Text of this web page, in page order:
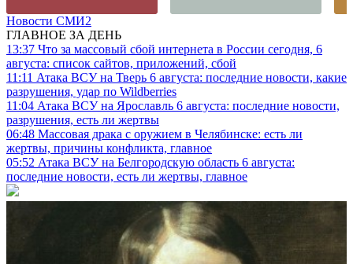
Новости СМИ2
ГЛАВНОЕ ЗА ДЕНЬ
13:37 Что за массовый сбой интернета в России сегодня, 6
августа: список сайтов, приложений, сбой
11:11 Атака ВСУ на Тверь 6 августа: последние новости, какие
разрушения, удар по Wildberries
11:04 Атака ВСУ на Ярославль 6 августа: последние новости,
разрушения, есть ли жертвы
06:48 Массовая драка с оружием в Челябинске: есть ли
жертвы, причины конфликта, главное
05:52 Атака ВСУ на Белгородскую область 6 августа:
последние новости, есть ли жертвы, главное